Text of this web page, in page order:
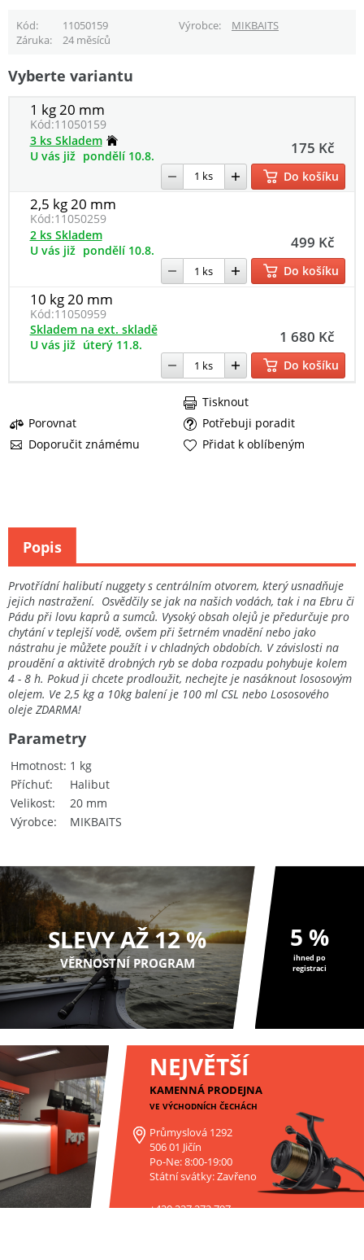
Kód 11050159 Výrobce
MIKBAITS
Záruka
24 měsíců
Vyberte variantu
1 kg 20 mm
Kód:11050159
175 Kč
3 ks Skladem
U vás již pondělí 10.8.
Do košíku
2,5 kg 20 mm
Kód:11050259
499 Kč
2 ks Skladem
U vás již pondělí 10.8.
Do košíku
10 kg 20 mm
Kód:11050959
1 680 Kč
Skladem na ext. skladě
U vás již úterý 11.8.
Do košíku
Porovnat
Potřebuji poradit
Doporučit známému
Tisknout
Přidat k oblíbeným
Prvotřídní halibutí nuggety s centrálním otvorem, který usnadňuje
jejich nastražení. Osvědčily se jak na našich vodách, tak i na Ebru či
Pádu při lovu kaprů a sumců. Vysoký obsah olejů je předurčuje pro
chytání v teplejší vodě, ovšem při šetrném vnadění nebo jako
nástrahu je můžete použít i v chladných obdobích. V závislosti na
proudění a aktivitě drobných ryb se doba rozpadu pohybuje kolem
4 - 8 h. Pokud ji chcete prodloužit, nechejte je nasáknout lososovým
olejem. Ve 2,5 kg a 10kg balení je 100 ml CSL nebo Lososového
oleje ZDARMA!
Hmotnost 1 kg
Příchuť
Halibut
Velikost
20 mm
Výrobce
MIKBAITS
Parametry
Popis
SLEVY AŽ 12 %
VĚRNOSTNÍ PROGRAM
5 %
ihned po
registraci
NEJVĚTŠÍ
KAMENNÁ PRODEJNA
VE VÝCHODNÍCH ČECHÁCH
Průmyslová 1292
506 01 Jičín
Po-Ne: 8:00-19:00
Státní svátky: Zavřeno
+420 227 272 797